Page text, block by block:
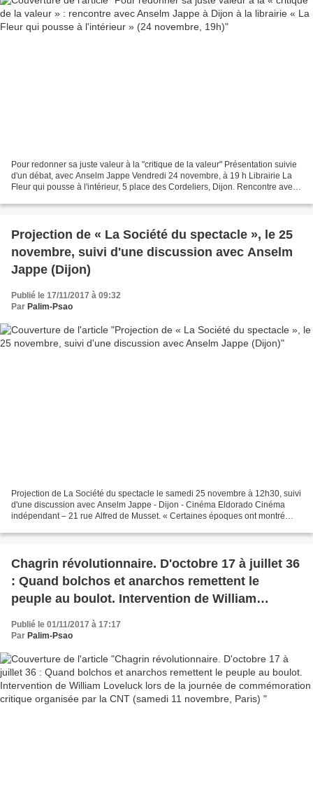
Pour redonner sa juste valeur à la "critique de la valeur" Présentation suivie
d'un débat, avec Anselm Jappe Vendredi 24 novembre, à 19 h Librairie La
Fleur qui pousse à l'intérieur, 5 place des Cordeliers, Dijon. Rencontre avec
Projection de « La Société du spectacle », le 25
novembre, suivi d'une discussion avec Anselm
Jappe (Dijon)
Publié le 17/11/2017 à 09:32
Par Palim-Psao
Projection de La Société du spectacle le samedi 25 novembre à 12h30, suivi
d'une discussion avec Anselm Jappe - Dijon - Cinéma Eldorado Cinéma
indépendant – 21 rue Alfred de Musset. « Certaines époques ont montré
Chagrin révolutionnaire. D'octobre 17 à juillet 36
: Quand bolchos et anarchos remettent le
peuple au boulot. Intervention de William
Loveluck lors de la journée de commémoration
critique organisée par la CNT (samedi 11
Publié le 01/11/2017 à 17:17
Par Palim-Psao